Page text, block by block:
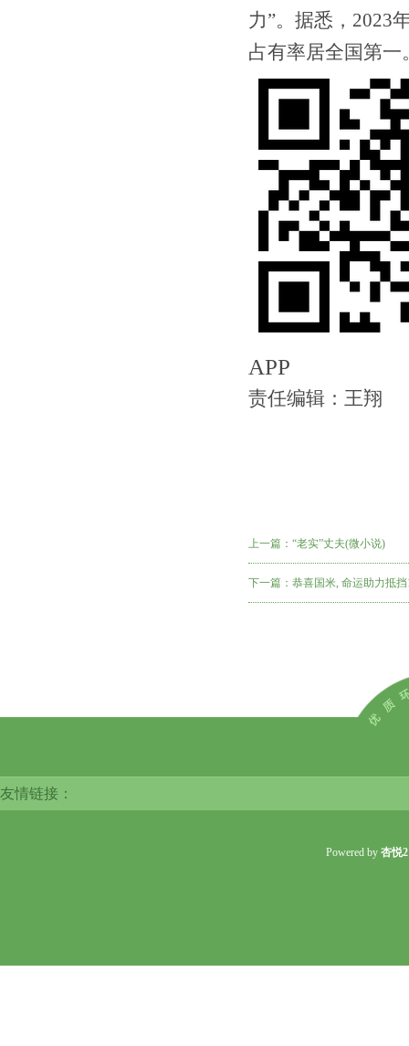
力”。据悉，2023
占有率居全国第一
APP
责任编辑：王翔
上一篇： “老实”丈夫(微小说)
下一篇： 恭喜国米, 命运助力抵
友情链接：
Powered by 杏悦2